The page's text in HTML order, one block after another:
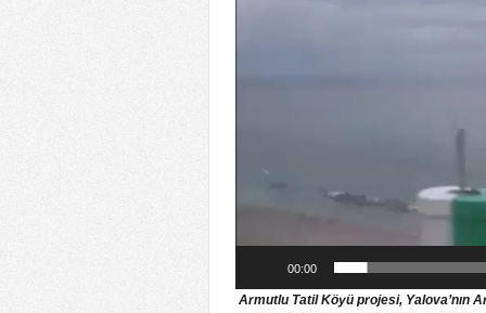
00:00
Armutlu Tatil Köyü projesi, Yalova’nın